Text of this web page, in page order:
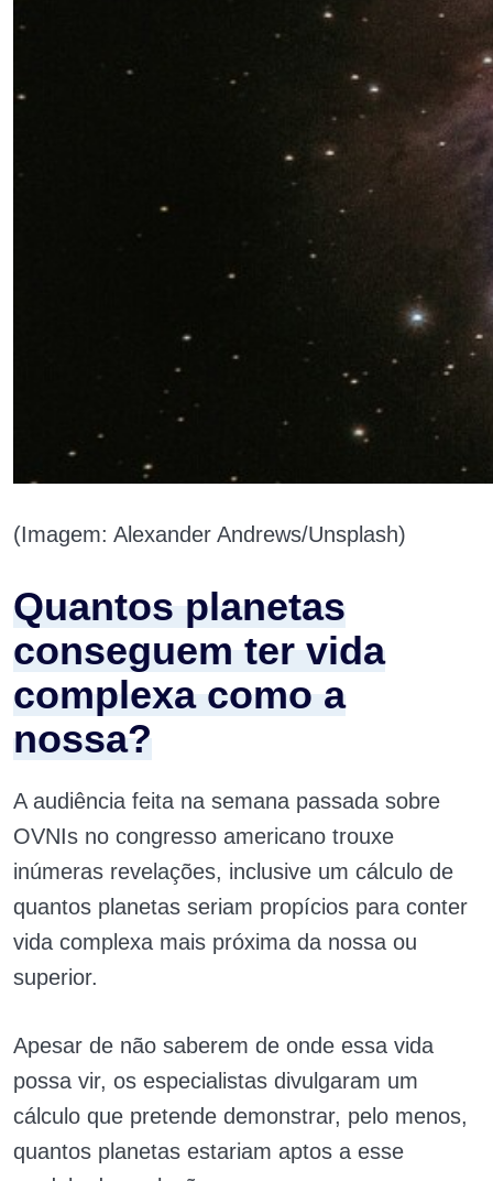
(Imagem: Alexander Andrews/Unsplash)
Quantos planetas
conseguem ter vida
complexa como a
nossa?
A audiência feita na semana passada sobre
OVNIs no congresso americano trouxe
inúmeras revelações, inclusive um cálculo de
quantos planetas seriam propícios para conter
vida complexa mais próxima da nossa ou
superior.
Apesar de não saberem de onde essa vida
possa vir, os especialistas divulgaram um
cálculo que pretende demonstrar, pelo menos,
quantos planetas estariam aptos a esse